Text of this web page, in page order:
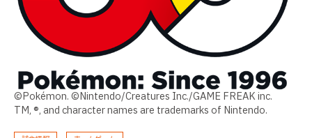
©Pokémon. ©Nintendo/Creatures Inc./GAME FREAK inc.
TM, ®, and character names are trademarks of Nintendo.